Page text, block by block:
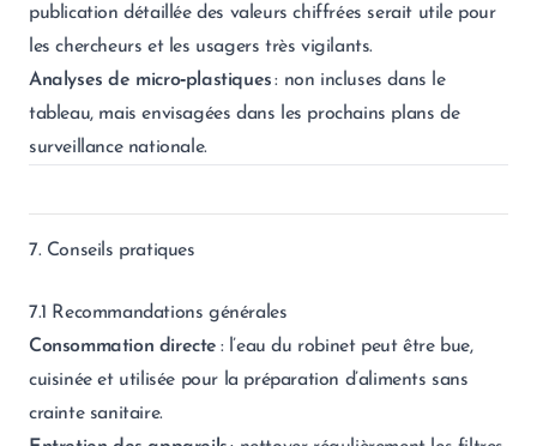
publication détaillée des valeurs chiffrées serait utile pour
les chercheurs et les usagers très vigilants.
Analyses de micro‑plastiques: non incluses dans le
tableau, mais envisagées dans les prochains plans de
surveillance nationale.
7. Conseils pratiques
7.1 Recommandations générales
Consommation directe : l’eau du robinet peut être bue,
cuisinée et utilisée pour la préparation d’aliments sans
crainte sanitaire.